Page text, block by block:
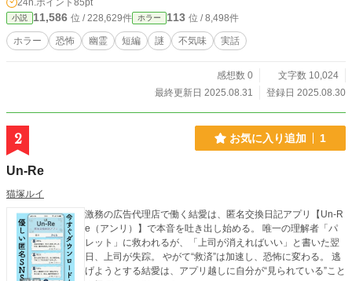
24h.ポイント 85pt
小説 11,586 位 / 228,629件 ホラー 113 位 / 8,498件
ホラー 恐怖 幽霊 短編 謎 不気味 実話
感想数 0
文字数 10,024
最終更新日 2025.08.31
登録日 2025.08.30
2 お気に入り追加 1
Un-Re
猫塚ルイ
激務の広告代理店で働く結愛は、匿名交換日記アプリ【Un-R
e（アンリ）】で本音を吐き出し始める。 唯一の理解者「パ
レット」に救われるが、「上司が消えればいい」と書いた翌
日、上司が失踪。 やがて“救済”は加速し、恐怖に変わる。 逃
げようとする結愛は、アプリ越しに自分が“見られている”こと